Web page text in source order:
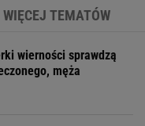
WIĘCEJ TEMATÓW
wierności sprawdzą
męża